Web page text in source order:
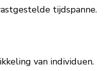
tijdspanne.
van individuen.